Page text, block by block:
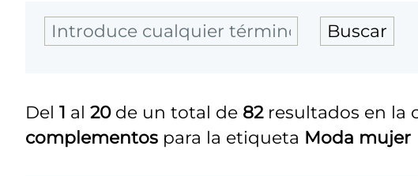
Del 1 al 20de un total de 82resultados en la
complementos para la etiqueta Moda mujer